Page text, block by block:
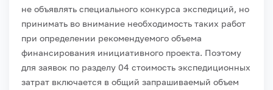
не объявлять специального конкурса экспедиций, но
принимать во внимание необходимость таких работ
при определении рекомендуемого объема
финансирования инициативного проекта. Поэтому
для заявок по разделу 04 стоимость экспедиционных
затрат включается в общий запрашиваемый объем